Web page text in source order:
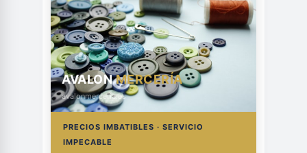
AVALONMERCERÍA
avalonmerceria.es
PRECIOS IMBATIBLES · SERVICIO
IMPECABLE